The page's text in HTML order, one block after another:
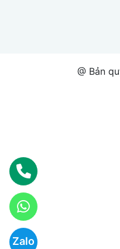
Zalo
@ Bản